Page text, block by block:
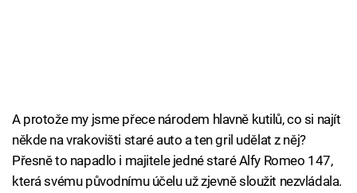
A protože my jsme přece národem hlavně kutilů, co si najít
někde na vrakovišti staré auto a ten gril udělat z něj?
Přesně to napadlo i majitele jedné staré Alfy Romeo 147,
která svému původnímu účelu už zjevně sloužit nezvládala.